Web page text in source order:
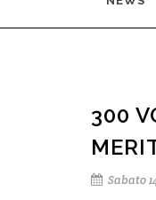
300
Sabato